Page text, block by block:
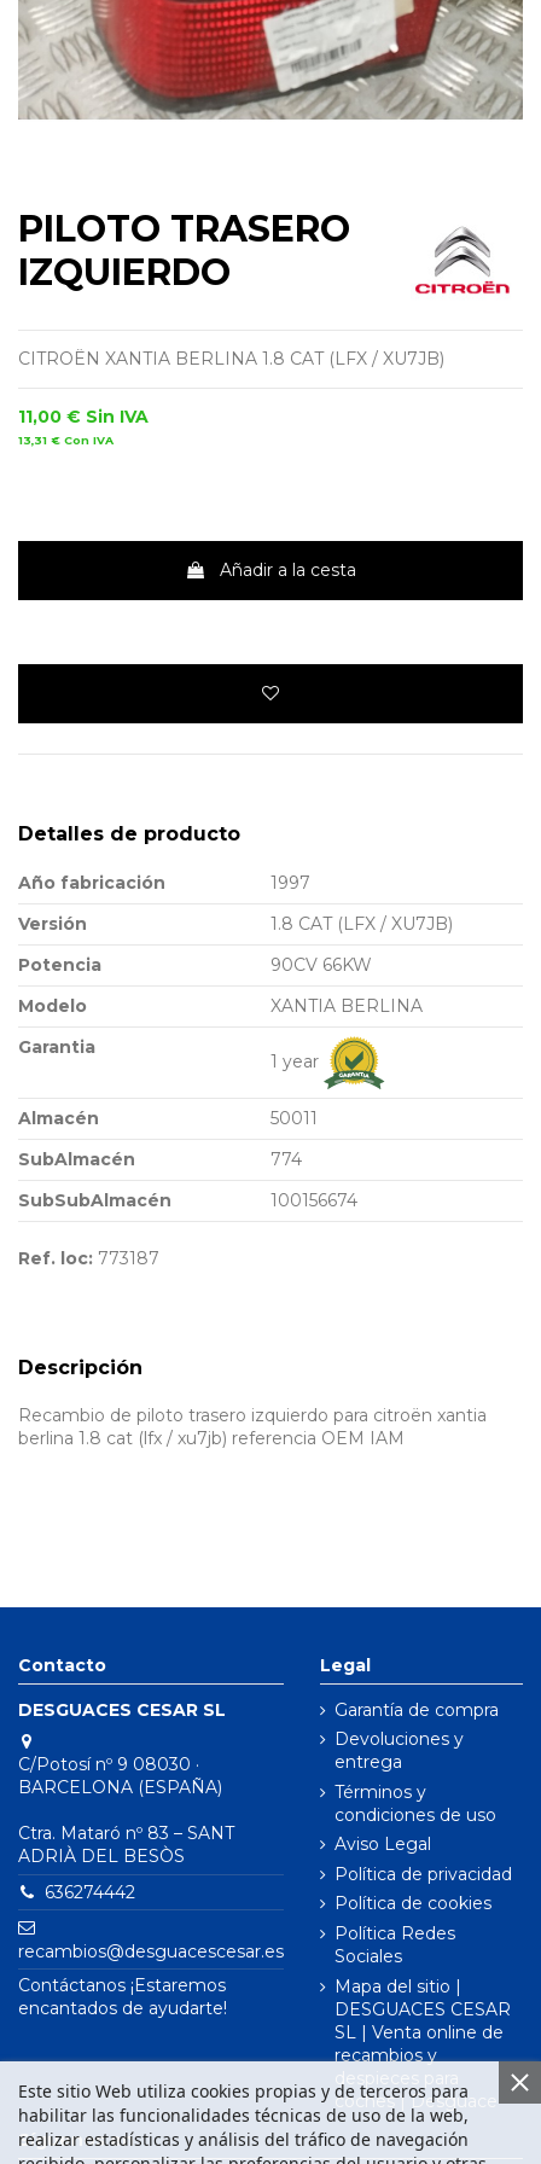
PILOTO TRASERO
IZQUIERDO
CITROËN XANTIA BERLINA 1.8 CAT (LFX / XU7JB)
11,00 € Sin IVA
13,31 € Con IVA
Añadir a la cesta
Detalles de producto
Año fabricación
1997
Versión
1.8 CAT (LFX / XU7JB)
Potencia
90CV 66KW
Modelo
XANTIA BERLINA
Garantia
1 year
Almacén
50011
SubAlmacén
774
SubSubAlmacén
100156674
Ref. loc: 773187
Descripción
Recambio de piloto trasero izquierdo para citroën xantia
berlina 1.8 cat (lfx / xu7jb) referencia OEM IAM
Contacto
DESGUACES CESAR SL
C/Potosí nº 9 08030 ·
BARCELONA (ESPAÑA)
Ctra. Mataró nº 83 – SANT
ADRIÀ DEL BESÒS
636274442
recambios@desguacescesar.es
Contáctanos ¡Estaremos
encantados de ayudarte!
Legal
Garantía de compra
Devoluciones y
entrega
Términos y
condiciones de uso
Aviso Legal
Política de privacidad
Política de cookies
Política Redes
Sociales
Mapa del sitio |
DESGUACES CESAR
SL | Venta online de
recambios y
despieces para
coches | Desguace
Este sitio Web utiliza cookies propias y de terceros para
habilitar las funcionalidades técnicas de uso de la web,
realizar estadísticas y análisis del tráfico de navegación
Síguenos en